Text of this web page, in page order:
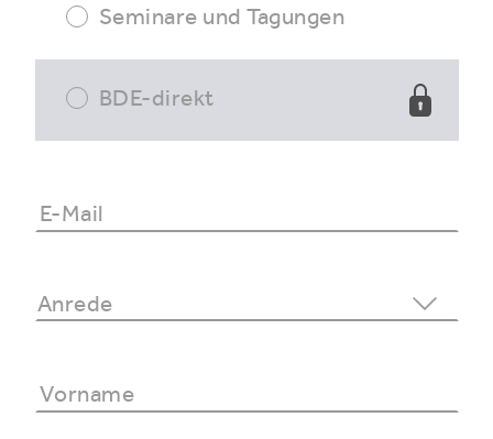
Seminare und Tagungen
BDE-direkt